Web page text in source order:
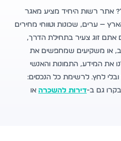
אתר רשות היחיד מציע מאגר
— ערים, שכונות וטווחי מחירים
זוג צעיר בתחילת הדרך,
או משקיעים שמחפשים את
את המידע, התמונות והאנשי
לחץ. לרשימת כל הנכסים:
גם ב-דירות להשכרה או